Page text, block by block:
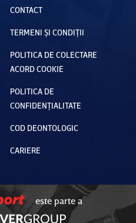
CONTACT
TERMENI ȘI CONDIȚII
POLITICA DE COLECTARE
ACORD COOKIE
POLITICA DE
CONFIDENȚIALITATE
COD DEONTOLOGIC
CARIERE
este parte a